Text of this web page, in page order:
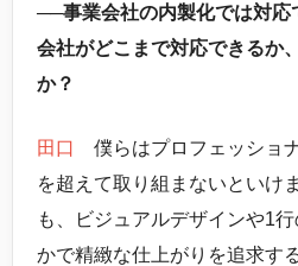
──事業会社の内製化では対応
会社がどこまで対応できるか
か？
田口
僕らはプロフェッショ
を超えて取り組まないといけ
も、ビジュアルデザインや1
かで精緻な仕上がりを追求す